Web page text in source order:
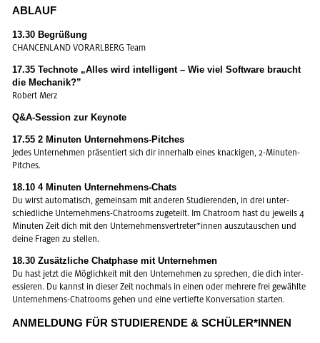
AB­LAUF
13.30 Be­grü­ßung
CHAN­CEN­LAND VOR­ARL­BERG Team
17.35 Tech­no­te „Alles wird in­tel­li­gent – Wie viel Soft­ware braucht
die Me­cha­nik?”
Ro­bert Merz
Q&A-Ses­si­on zur Key­note
17.55 2 Mi­nu­ten Un­ter­neh­mens-Pit­ches
Jedes Un­ter­neh­men prä­sen­tiert sich dir in­ner­halb eines kna­cki­gen, 2-Mi­nu­ten-
Pit­ches.
18.10 4 Mi­nu­ten Un­ter­neh­mens-Chats
Du wirst au­to­ma­tisch, ge­mein­sam mit an­de­ren Stu­die­ren­den, in drei un­ter­
schied­li­che Un­ter­neh­mens-Chat­rooms zu­ge­teilt. Im Chat­room hast du je­weils 4
Mi­nu­ten Zeit dich mit den Un­ter­neh­mens­ver­tre­ter*innen aus­zu­tau­schen und
deine Fra­gen zu stel­len.
18.30 Zu­sätz­li­che Chat­pha­se mit Un­ter­neh­men
Du hast jetzt die Mög­lich­keit mit den Un­ter­neh­men zu spre­chen, die dich in­ter­
es­sie­ren. Du kannst in die­ser Zeit noch­mals in einen oder meh­re­re frei ge­wähl­te
Un­ter­neh­mens-Chat­rooms gehen und eine ver­tief­te Kon­ver­sa­ti­on star­ten.
AN­MEL­DUNG FÜR STU­DIE­REN­DE & SCHÜ­LER*INNEN